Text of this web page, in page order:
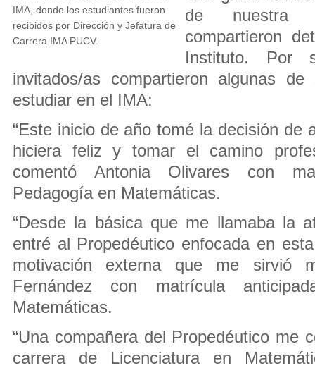
IMA, donde los estudiantes fueron
recibidos por Dirección y Jefatura de
Carrera IMA PUCV.
de nuestra
compartieron
Instituto. Por
invitados/as compartieron algunas
estudiar en el IMA:
“Este inicio de año tomé la decisión de
hiciera feliz y tomar el camino
comentó Antonia Olivares con
Pedagogía en Matemáticas.
“Desde la básica que me llamaba la
entré al Propedéutico enfocada en
motivación externa que me sirvió
Fernández con matrícula
Matemáticas.
“Una compañera del Propedéutico me
carrera de Licenciatura en